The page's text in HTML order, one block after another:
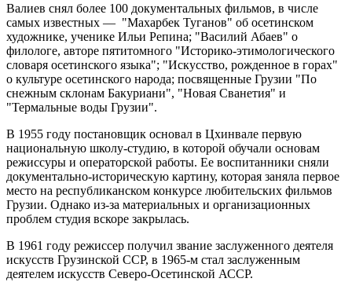
Валиев снял более 100 документальных фильмов, в числе
самых известных — "Махарбек Туганов" об осетинском
художнике, ученике Ильи Репина; "Василий Абаев" о
филологе, авторе пятитомного "Историко-этимологического
словаря осетинского языка"; "Искусство, рожденное в горах"
о культуре осетинского народа; посвященные Грузии "По
снежным склонам Бакуриани", "Новая Сванетия" и
"Термальные воды Грузии".
В 1955 году постановщик основал в Цхинвале первую
национальную школу-студию, в которой обучали основам
режиссуры и операторской работы. Ее воспитанники сняли
документально-историческую картину, которая заняла первое
место на республиканском конкурсе любительских фильмов
Грузии. Однако из-за материальных и организационных
проблем студия вскоре закрылась.
В 1961 году режиссер получил звание заслуженного деятеля
искусств Грузинской ССР, в 1965-м стал заслуженным
деятелем искусств Северо-Осетинской АССР.